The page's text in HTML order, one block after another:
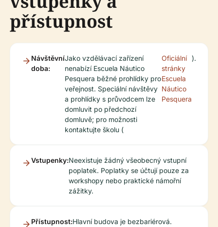
přístupnost
Návštěvní
doba:
Jako vzdělávací zařízení
nenabízí Escuela Náutico
Pesquera běžné prohlídky pro
veřejnost. Speciální návštěvy
a prohlídky s průvodcem lze
domluvit po předchozí
domluvě; pro možnosti
kontaktujte školu (
Oficiální
stránky
Escuela
Náutico
Pesquera
).
Vstupenky:Neexistuje žádný všeobecný vstupní
poplatek. Poplatky se účtují pouze za
workshopy nebo praktické námořní
zážitky.
Přístupnost:Hlavní budova je bezbariérová.